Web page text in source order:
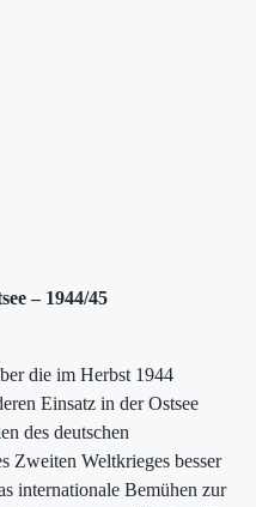
– 1944/45
die im Herbst 1944
Einsatz in der Ostsee
des deutschen
Zweiten Weltkrieges besser
internationale Bemühen zur